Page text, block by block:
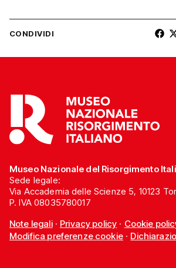
CONDIVIDI
Museo Nazionale del Risorgimento
Sede legale:
Via Accademia delle Scienze 5, 10123
P. IVA 08035780017
Note legali· Privacy policy · Cookie
Modifica preferenze cookie·